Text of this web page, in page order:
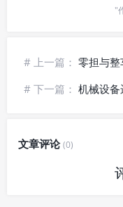
"
# 上一篇： 零担与整
# 下一篇： 机械设备
文章评论(0)